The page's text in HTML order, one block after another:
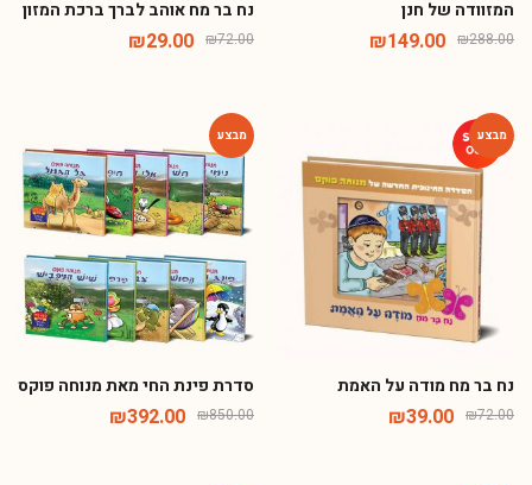
המזוודה של חנן
₪288.00
₪149.00
נח בר מח אוהב לברך ברכת המזון
₪72.00
₪29.00
נח בר מח מודה על האמת
₪72.00
₪39.00
-54%
סדרת פינת החי מאת מנוחה פוקס
₪850.00
₪392.00